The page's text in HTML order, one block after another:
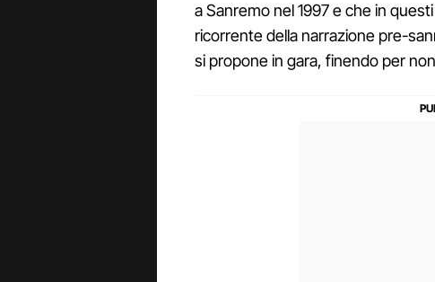
a Sanremo nel 1997 e che in
ricorrente della narrazione pre-
si propone in gara, finendo per